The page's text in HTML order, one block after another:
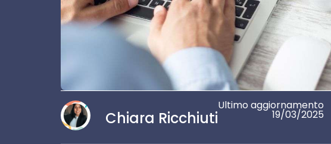
Chiara Ricchiuti
Ultimo aggiornamento
19/03/2025